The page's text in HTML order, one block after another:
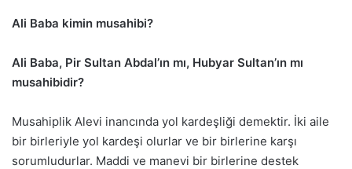
Ali Baba kimin musahibi?
Ali Baba, Pir Sultan Abdal’ın mı, Hubyar Sultan’ın mı
musahibidir?
Musahiplik Alevi inancında yol kardeşliği demektir. İki aile
bir birleriyle yol kardeşi olurlar ve bir birlerine karşı
sorumludurlar. Maddi ve manevi bir birlerine destek